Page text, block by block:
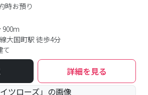
時お預り
900m
大国町駅 徒歩4分
て
詳細を見る